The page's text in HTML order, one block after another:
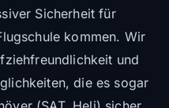
Sicherheit für
kommen. Wir
und
die es sogar